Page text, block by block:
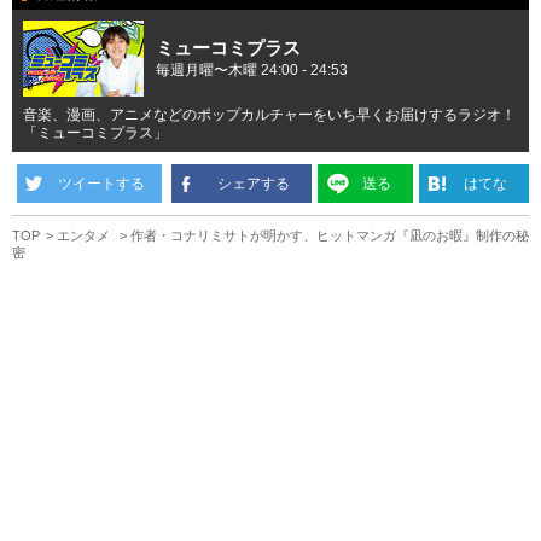
ミューコミプラス
毎週月曜〜木曜 24:00 - 24:53
音楽、漫画、アニメなどのポップカルチャーをいち早くお届けするラジオ！
「ミューコミプラス」
ツイートする シェアする 送る はてな
TOP エンタメ
作者・コナリミサトが明かす、ヒットマンガ『凪のお暇』制作の秘
密